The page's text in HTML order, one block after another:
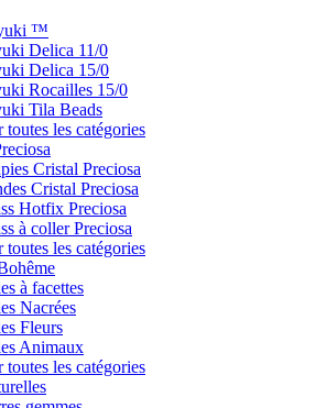
™
Delica 11/0
Delica 15/0
Rocailles 15/0
Tila Beads
toutes les catégories
Cristal Preciosa
Cristal Preciosa
Hotfix Preciosa
à coller Preciosa
toutes les catégories
à facettes
Nacrées
Fleurs
Animaux
toutes les catégories